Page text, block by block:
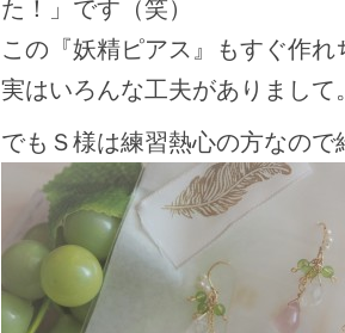
た！」です（笑）
この『妖精ピアス』もすぐ作
実はいろんな工夫がありまし
でもＳ様は練習熱心の方なの